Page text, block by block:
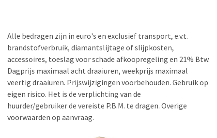
Alle bedragen zijn in euro's en exclusief transport, e.v.t.
brandstofverbruik, diamantslijtage of slijpkosten,
accessoires, toeslag voor schade afkoopregeling en 21% Btw.
Dagprijs maximaal acht draaiuren, weekprijs maximaal
veertig draaiuren. Prijswijzigingen voorbehouden. Gebruik op
eigen risico. Het is de verplichting van de
huurder/gebruiker de vereiste P.B.M. te dragen. Overige
voorwaarden op aanvraag.